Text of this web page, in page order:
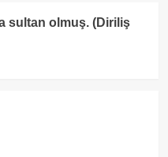
sultan olmuş. (Diriliş